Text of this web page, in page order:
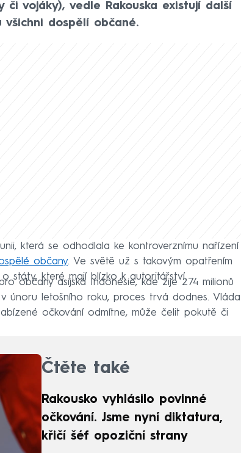
vojáky), vedle Rakouska existují další
všichni dospělí občané.
která se odhodlala ke kontroverznímu nařízení
občany. Ve světě už s takovým opatřením
státy, které mají blízko k autoritářství.
občany asijská Indonésie, kde žije 274 milionů
únoru letošního roku, proces trvá dodnes. Vláda
očkování odmítne, může čelit pokutě či
Čtěte také
Rakousko vyhlásilo povinné
očkování. Jsme nyní diktatura,
křičí šéf opoziční strany